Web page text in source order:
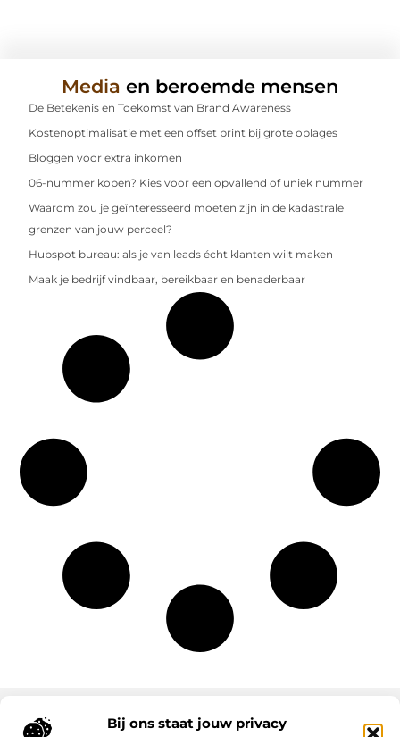
Bij ons staat jouw privacy
Media en beroemde mensen
De Betekenis en Toekomst van Brand Awareness
Kostenoptimalisatie met een offset print bij grote oplages
Bloggen voor extra inkomen
06-nummer kopen? Kies voor een opvallend of uniek nummer
Waarom zou je geïnteresseerd moeten zijn in de kadastrale
grenzen van jouw perceel?
Hubspot bureau: als je van leads écht klanten wilt maken
Maak je bedrijf vindbaar, bereikbaar en benaderbaar